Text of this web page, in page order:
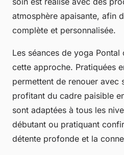
atmosphère apaisante, afin
complète et personnalisée.
Les séances de yoga
cette approche. Pratiquées
permettent de renouer avec
profitant du cadre paisible
sont adaptées à tous les
débutant ou pratiquant
détente profonde et la